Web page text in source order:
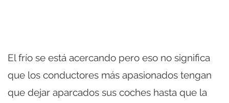
El frío se está acercando pero eso no significa
que los conductores más apasionados tengan
que dejar aparcados sus coches hasta que la